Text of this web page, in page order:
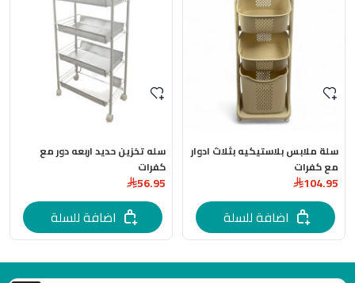
سلة ملابس بلاستيكيه بثلاث ادوار
مع كفرات
104.95
اضافة للسلة
سله تخزين حديد اربعه دور مع
كفرات
56.95
اضافة للسلة